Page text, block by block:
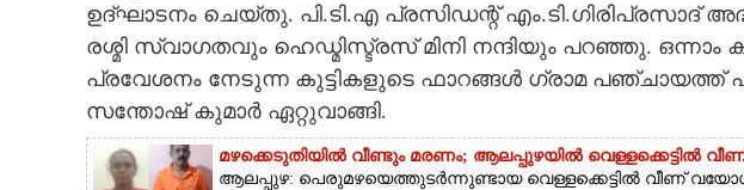
CONTACT US
ഉദ്ഘാടനം ചെയ്തു. പി.ടി.എ പ്രസിഡന്റ് എം.ടി.ഗിരിപ്രസാദ്
രശ്മി സ്വാഗതവും ഹെഡ്മിസ്ട്രസ് മിനി നന്ദിയും പറഞ്ഞു.
പ്രവേശനം നേടുന്ന കുട്ടികളുടെ ഫാറങ്ങൾ ഗ്രാമ
സന്തോഷ് കുമാർ ഏറ്റുവാങ്ങി.
മഴക്കെടുതിയിൽ വീണ്ടും മരണം; ആലപ്പുഴയിൽ വെള്ളക്കെട്ടിൽ വീണ്
ആലപ്പുഴ: പെരുമഴയെത്തുടർന്നുണ്ടായ വെള്ളക്കെട്ടിൽ വീണ്